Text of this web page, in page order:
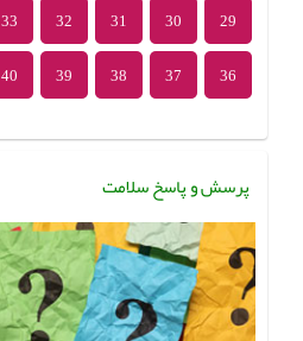
29
30
31
32
33
36
37
38
39
40
پرسش و پاسخ سلامت